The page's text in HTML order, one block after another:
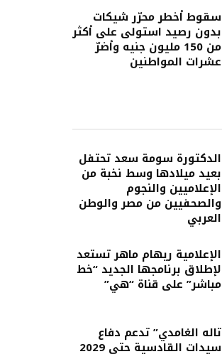
سقوط أخطر محرّر شيكات
بدون رصيد استولى على أكثر
من 150 مليون جنيه وأضرّ
عشرات المواطنين
الدكتورة سومة سعد تحتفل
بعيد ميلادها وسط نخبة من
الإعلاميين والنجوم
والصحفيين من مصر والوطن
العربي
الإعلامية ريهام ماهر تستعد
لإطلاق برنامجها الجديد “خط
مباشر” على قناة “هي”
تاله الغامدي” تدعم دفاع
سيدات القادسية حتى 2029